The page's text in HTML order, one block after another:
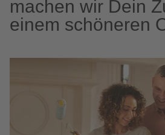
machen wir Dein
einem schöneren